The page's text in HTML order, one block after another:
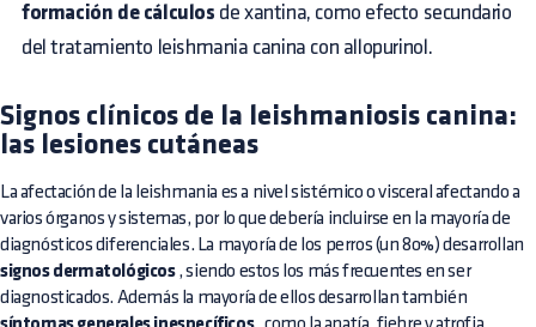
formación de cálculos de xantina, como efecto secundario
del tratamiento leishmania canina con allopurinol.
Signos clínicos de la leishmaniosis canina:
las lesiones cutáneas
La afectación de la leishmania es a nivel sistémico o visceral afectando a
varios órganos y sistemas, por lo que debería incluirse en la mayoría de
diagnósticos diferenciales. La mayoría de los perros (un 80%) desarrollan
signos dermatológicos, siendo estos los más frecuentes en ser
diagnosticados. Además la mayoría de ellos desarrollan también